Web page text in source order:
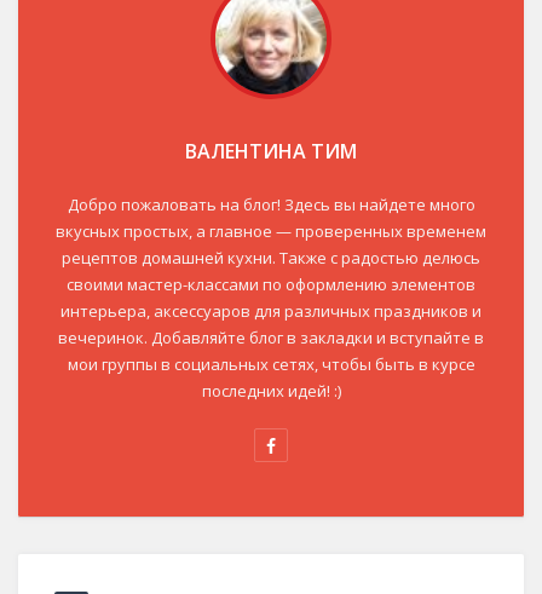
ВАЛЕНТИНА ТИМ
Добро пожаловать на блог! Здесь вы найдете много
вкусных простых, а главное — проверенных временем
рецептов домашней кухни. Также с радостью делюсь
своими мастер-классами по оформлению элементов
интерьера, аксессуаров для различных праздников и
вечеринок. Добавляйте блог в закладки и вступайте в
мои группы в социальных сетях, чтобы быть в курсе
последних идей! :)